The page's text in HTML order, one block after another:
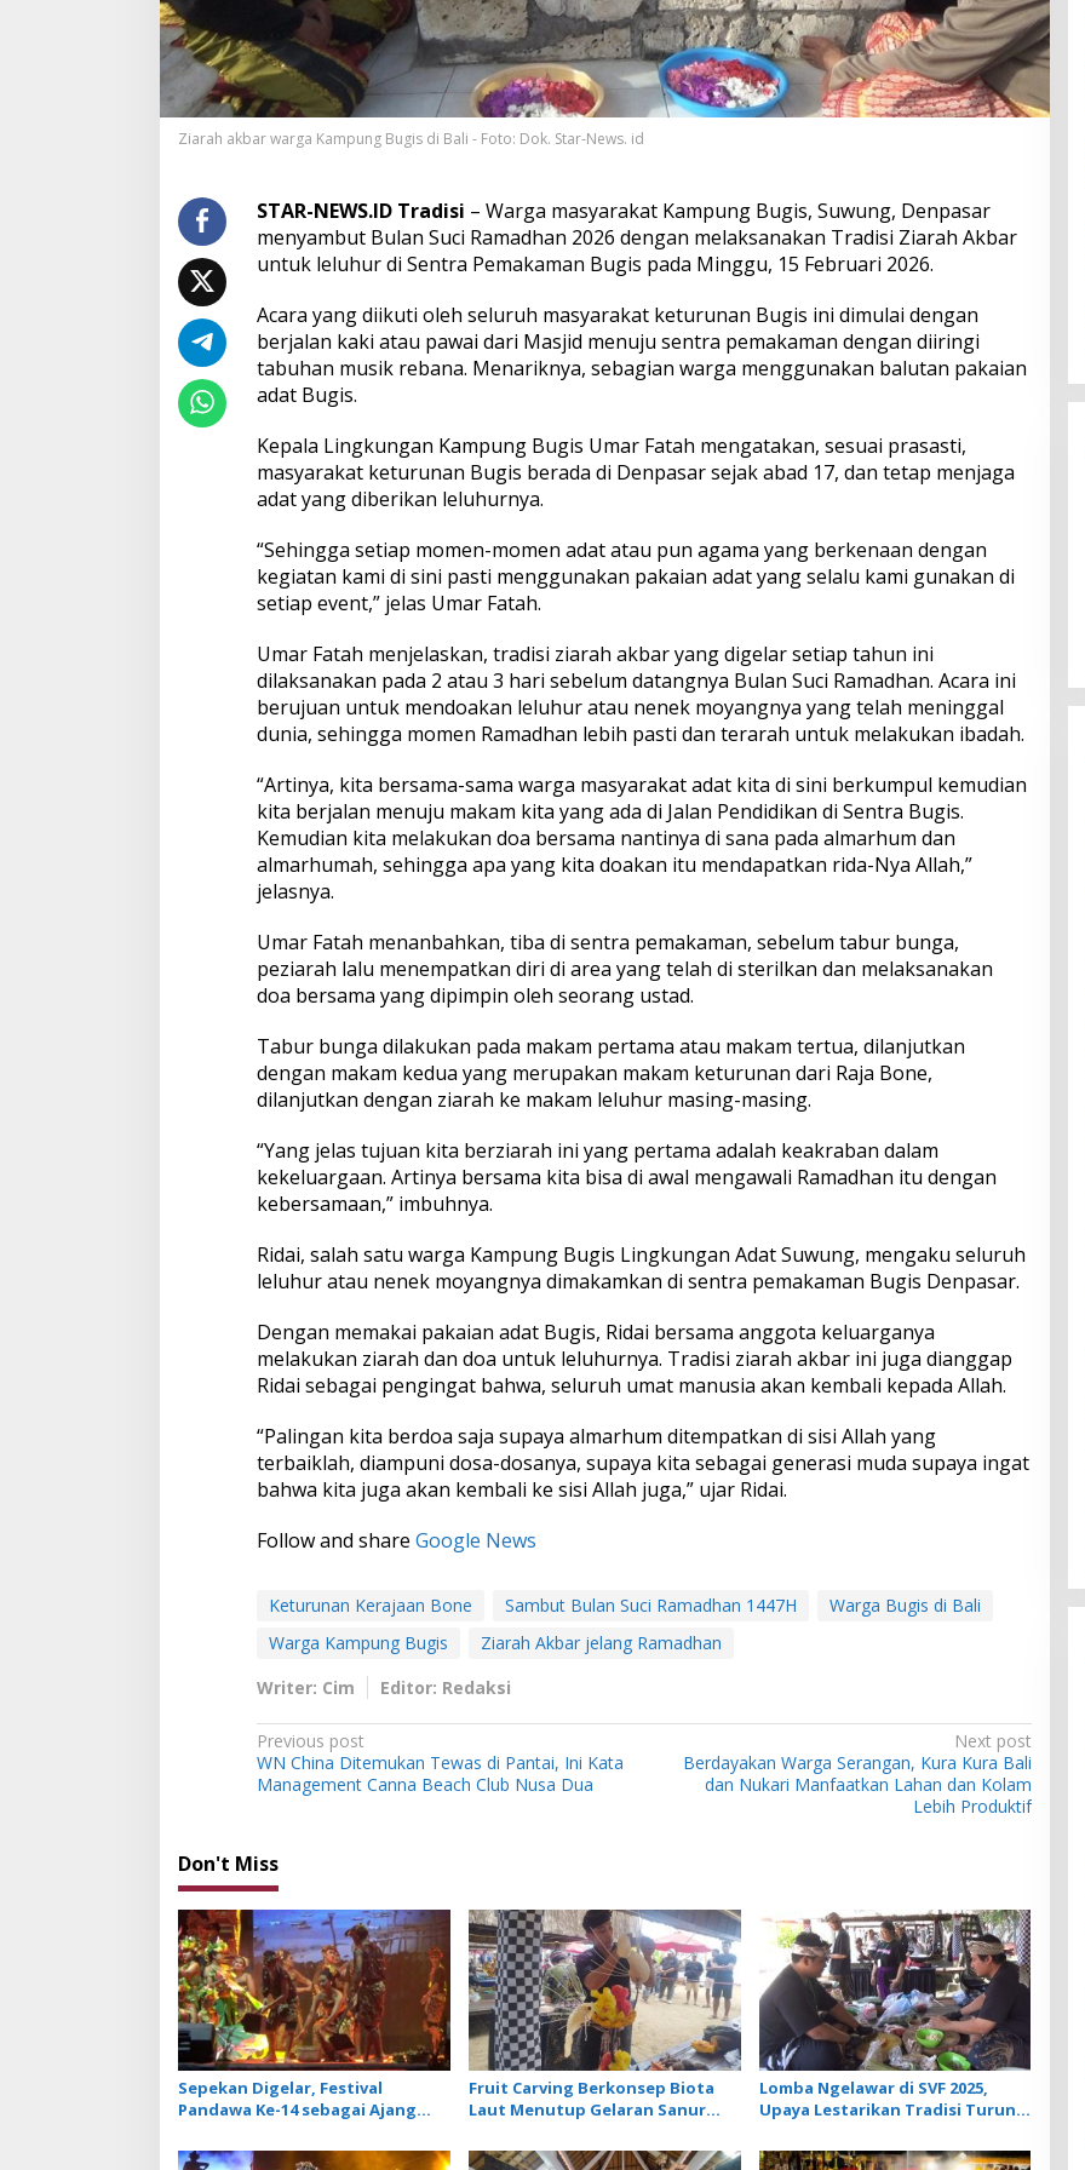
s
L
i
n
g
n
g
a
n
d
a
t
S
u
u
n
g
G
l
a
r
a
d
i
s
Z
i
a
r
a
b
a
r
Ziarah akbar warga Kampung Bugis di Bali - Foto: Dok. Star-News. id
STAR-NEWS.ID Tradisi – Warga masyarakat Kampung Bugis, Suwung, Denpasar
menyambut Bulan Suci Ramadhan 2026 dengan melaksanakan Tradisi Ziarah Akbar
untuk leluhur di Sentra Pemakaman Bugis pada Minggu, 15 Februari 2026.
Acara yang diikuti oleh seluruh masyarakat keturunan Bugis ini dimulai dengan
berjalan kaki atau pawai dari Masjid menuju sentra pemakaman dengan diiringi
tabuhan musik rebana. Menariknya, sebagian warga menggunakan balutan pakaian
adat Bugis.
Kepala Lingkungan Kampung Bugis Umar Fatah mengatakan, sesuai prasasti,
masyarakat keturunan Bugis berada di Denpasar sejak abad 17, dan tetap menjaga
adat yang diberikan leluhurnya.
“Sehingga setiap momen-momen adat atau pun agama yang berkenaan dengan
kegiatan kami di sini pasti menggunakan pakaian adat yang selalu kami gunakan di
setiap event,” jelas Umar Fatah.
Umar Fatah menjelaskan, tradisi ziarah akbar yang digelar setiap tahun ini
dilaksanakan pada 2 atau 3 hari sebelum datangnya Bulan Suci Ramadhan. Acara ini
berujuan untuk mendoakan leluhur atau nenek moyangnya yang telah meninggal
dunia, sehingga momen Ramadhan lebih pasti dan terarah untuk melakukan ibadah.
“Artinya, kita bersama-sama warga masyarakat adat kita di sini berkumpul kemudian
kita berjalan menuju makam kita yang ada di Jalan Pendidikan di Sentra Bugis.
Kemudian kita melakukan doa bersama nantinya di sana pada almarhum dan
almarhumah, sehingga apa yang kita doakan itu mendapatkan rida-Nya Allah,”
jelasnya.
Umar Fatah menanbahkan, tiba di sentra pemakaman, sebelum tabur bunga,
peziarah lalu menempatkan diri di area yang telah di sterilkan dan melaksanakan
doa bersama yang dipimpin oleh seorang ustad.
Tabur bunga dilakukan pada makam pertama atau makam tertua, dilanjutkan
dengan makam kedua yang merupakan makam keturunan dari Raja Bone,
dilanjutkan dengan ziarah ke makam leluhur masing-masing.
“Yang jelas tujuan kita berziarah ini yang pertama adalah keakraban dalam
kekeluargaan. Artinya bersama kita bisa di awal mengawali Ramadhan itu dengan
kebersamaan,” imbuhnya.
Ridai, salah satu warga Kampung Bugis Lingkungan Adat Suwung, mengaku seluruh
leluhur atau nenek moyangnya dimakamkan di sentra pemakaman Bugis Denpasar.
Dengan memakai pakaian adat Bugis, Ridai bersama anggota keluarganya
melakukan ziarah dan doa untuk leluhurnya. Tradisi ziarah akbar ini juga dianggap
Ridai sebagai pengingat bahwa, seluruh umat manusia akan kembali kepada Allah.
“Palingan kita berdoa saja supaya almarhum ditempatkan di sisi Allah yang
terbaiklah, diampuni dosa-dosanya, supaya kita sebagai generasi muda supaya ingat
bahwa kita juga akan kembali ke sisi Allah juga,” ujar Ridai.
Follow and share Google News
Keturunan Kerajaan Bone Sambut Bulan Suci Ramadhan 1447H
Warga Bugis di Bali
Warga Kampung Bugis
Ziarah Akbar jelang Ramadhan
Writer: Cim
Editor: Redaksi
P
o
t
n
a
v
i
g
a
t
i
o
Previous post
WN China Ditemukan Tewas di Pantai, Ini Kata
Management Canna Beach Club Nusa Dua
Next post
Berdayakan Warga Serangan, Kura Kura Bali
dan Nukari Manfaatkan Lahan dan Kolam
Lebih Produktif
Don't Miss
Sepekan Digelar, Festival
Pandawa Ke-14 sebagai Ajang
Bali
Fruit Carving Berkonsep Biota
Laut Menutup Gelaran Sanur
Lomba Ngelawar di SVF 2025,
Upaya Lestarikan Tradisi Turun
Perkuat Ekosistem Pariwisata
Dibuka di KEK Kura Kura